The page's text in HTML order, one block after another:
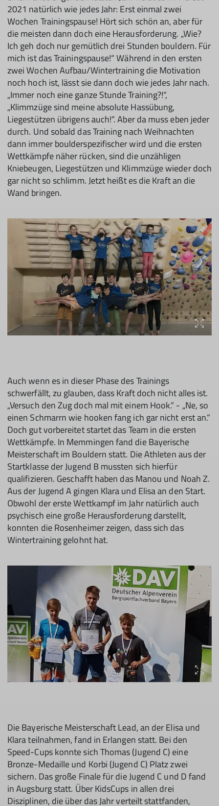
2021 natürlich wie jedes Jahr: Erst einmal zwei
Wochen Trainingspause! Hört sich schön an, aber für
die meisten dann doch eine Herausforderung. „Wie?
Ich geh doch nur gemüt­lich drei Stunden bouldern. Für
mich ist das Trainingspause!“ Während in den ersten
zwei Wochen Aufbau/Wintertraining die Motivation
noch hoch ist, lässt sie dann doch wie jedes Jahr nach.
„Immer noch eine ganze Stunde Training?!“,
„Klimmzüge sind meine absolute Hassübung,
Liegestützen übrigens auch!“. Aber da muss eben jeder
durch. Und sobald das Training nach Weihnachten
dann immer boulderspezifischer wird und die ersten
Wettkämpfe näher rücken, sind die unzähligen
Kniebeugen, Liegestützen und Klimmzüge wieder doch
gar nicht so schlimm. Jetzt heißt es die Kraft an die
Wand bringen.
Auch wenn es in dieser Phase des Trainings
schwerfällt, zu glauben, dass Kraft doch nicht alles ist.
„Ver­such den Zug doch mal mit einem Hook.“ - „Ne, so
einen Schmarrn wie hooken fang ich gar nicht erst an.“
Doch gut vorbereitet startet das Team in die ersten
Wettkämpfe. In Memmingen fand die Bayerische
Meisterschaft im Bouldern statt. Die Athleten aus der
Startklasse der Jugend B mussten sich hierfür
qualifizieren. Geschafft haben das Manou und Noah Z.
Aus der Jugend A gingen Klara und Elisa an den Start.
Obwohl der erste Wettkampf im Jahr natürlich auch
psychisch eine große Herausforderung darstellt,
konnten die Rosenheimer zeigen, dass sich das
Wintertraining gelohnt hat.
Die Bayerische Meisterschaft Lead, an der Elisa und
Klara teilnahmen, fand in Erlangen statt. Bei den
Speed-Cups konnte sich Tho­mas (Jugend C) eine
Bronze-Medaille und Korbi (Jugend C) Platz zwei
sichern. Das große Finale für die Jugend C und D fand
in Augsburg statt. Über KidsCups in allen drei
Disziplinen, die über das Jahr verteilt stattfanden,